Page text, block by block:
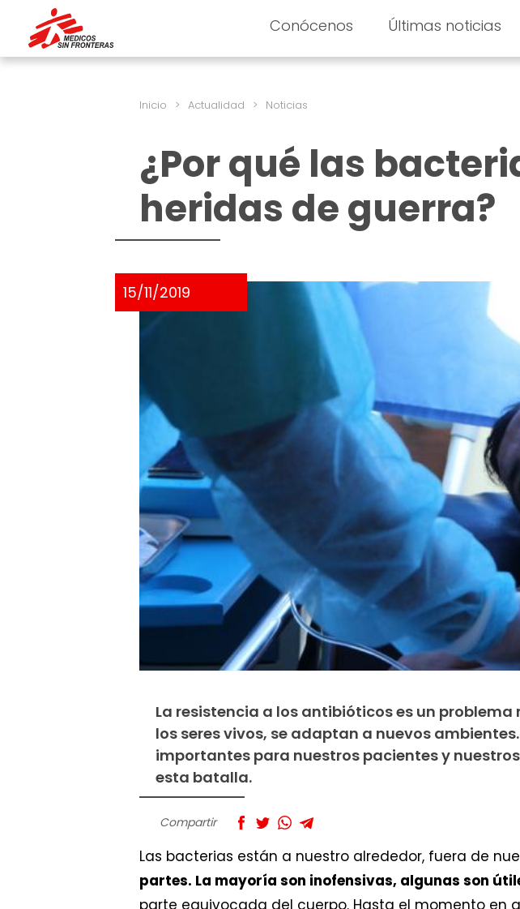
Conócenos Últimas noticias
Inicio > Actualidad > Noticias
¿Por qué las
heridas de guerra?
15/11/2019
La resistencia a los antibióticos es un
los seres vivos, se adaptan a nuevos
importantes para nuestros pacientes y
esta batalla.
Compartir
Las bacterias están a nuestro alrededor, fuera de
partes. La mayoría son inofensivas, algunas son
parte equivocada del cuerpo. Hasta el momento en